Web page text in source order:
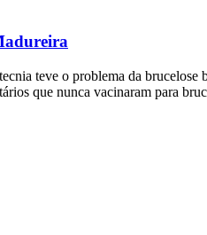
teve o problema da
que nunca vacinaram para